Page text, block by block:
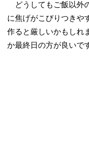
どうしてもご飯以外
に焦げがこびりつきや
作ると厳しいかもしれ
か最終日の方が良いで